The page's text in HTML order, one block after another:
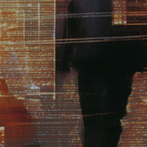
Результаты
конкурсной
программы
Перейти к победителям